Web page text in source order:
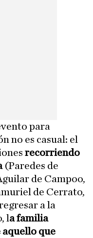
para
no es casual: el
recorriendo
(Paredes de
de Campoo,
de Cerrato,
a la
la familia
que